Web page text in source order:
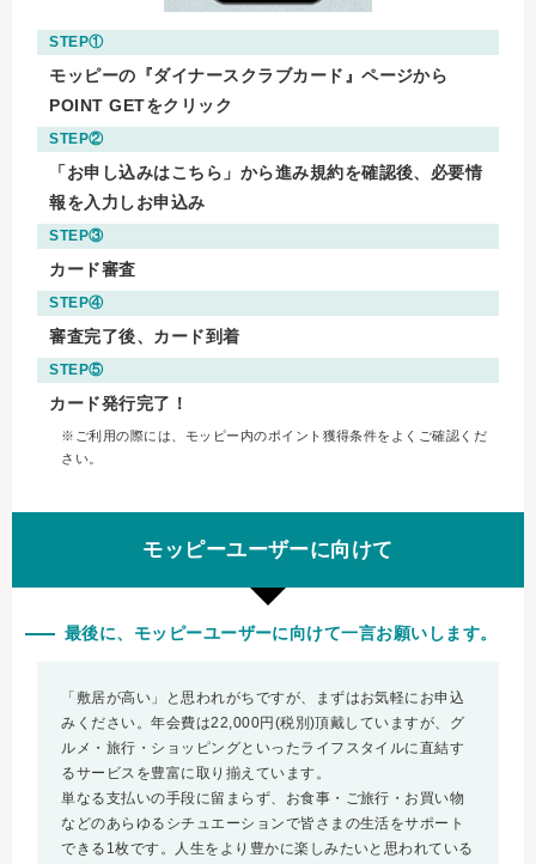
STEP①
モッピーの『ダイナースクラブカード』ページから
POINT GETをクリック
STEP②
「お申し込みはこちら」から進み規約を確認後、必要情
報を入力しお申込み
STEP③
カード審査
STEP④
審査完了後、カード到着
STEP⑤
カード発行完了！
※ご利用の際には、モッピー内のポイント獲得条件をよくご確認くだ
さい。
モッピーユーザーに向けて
最後に、モッピーユーザーに向けて一言お願いします。
「敷居が高い」と思われがちですが、まずはお気軽にお申込
みください。年会費は22,000円(税別)頂戴していますが、グ
ルメ・旅行・ショッピングといったライフスタイルに直結す
るサービスを豊富に取り揃えています。
単なる支払いの手段に留まらず、お食事・ご旅行・お買い物
などのあらゆるシチュエーションで皆さまの生活をサポート
できる1枚です。人生をより豊かに楽しみたいと思われている